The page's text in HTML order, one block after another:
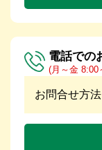
電話での
(月～金 8:00
お問合せ方